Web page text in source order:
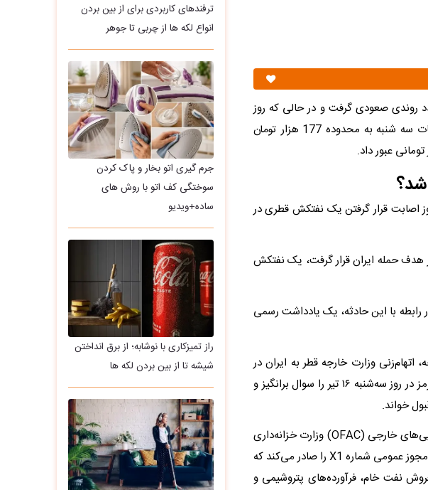
واپسین سه شنبه 16 تیر ماه مجدد روندی صعودی گرفت و در حالی که روز
گذشته به کمتر از 174 هزار تومان هم رسیده بود در آخرین ساعات سه شنبه به محدوده 177 هزار تومان
شد؟
اصابت قرار گرفتن یک نفتکش قطری در
هدف حمله ایران قرار گرفت، یک نفتکش
رابطه با این حادثه، یک یادداشت رسمی
وزارت خارجه قطر به ایران در
رابطه با حمله ادعایی به یک شناور مرتبط با این کشور در تنگه هرمز در روز سه‌شنبه ۱۶ تیر را سوال برانگیز و
خواند.
در همین حال وزارت خزانه‌داری آمریکا اعلام کرد: دفتر کنترل دارایی‌های خارجی (OFAC) وزارت خزانه‌داری
ایالات متحده، مجوز عمومی شماره X مرتبط با ایران را لغو کرده و مجوز عمومی شماره X1 را صادر می‌کند که
برای تولید، تحویل و فروش نفت خام، فرآورده‌های پتروشیمی و
ترفندهای کاربردی برای از بین بردن
انواع لکه ها از چربی تا جوهر
جرم گیری اتو بخار و پاک کردن
سوختگی کف اتو با روش های
ساده+ویدیو
راز تمیزکاری با نوشابه؛ از برق انداختن
شیشه تا از بین بردن لکه ها